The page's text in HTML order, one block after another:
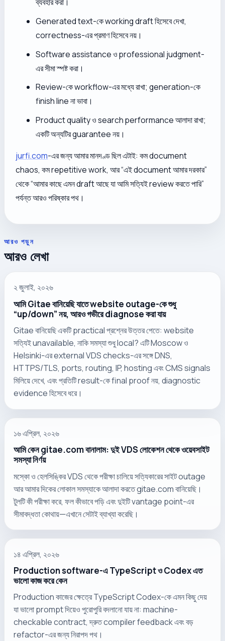
Generated text-কে working draft হিসেবে দেখা,
correctness-এর প্রমাণ হিসেবে নয়।
Software assistance ও professional judgment-
এর সীমা স্পষ্ট করা।
Review-কে workflow-এর মধ্যে রাখা; generation-কে
finish line না ভাবা।
Product quality ও search performance আলাদা রাখা;
একটি অন্যটির guarantee নয়।
jurfi.com-এর জন্য আমার মানদণ্ড ছিল এটাই: কম document
chaos, কম repetitive work, আর “এই document আমার দরকার”
থেকে “আমার কাছে এমন draft আছে যা আমি সত্যিই review করতে পারি”
পর্যন্ত আরও পরিষ্কার পথ।
আরও পড়ুন
আরও লেখা
২ জুলাই, ২০২৬
আমি Gitae বানিয়েছি যাতে website outage-কে শুধু
“up/down” নয়, আরও গভীরে diagnose করা যায়
Gitae বানিয়েছি একটি practical প্রশ্নের উত্তর পেতে: website
সত্যিই unavailable, নাকি সমস্যা শুধু local? এটি Moscow ও
Helsinki-এর external VDS checks-এর সঙ্গে DNS,
HTTPS/TLS, ports, routing, IP, hosting এবং CMS signals
মিলিয়ে দেখে, এবং প্রতিটি result-কে final proof নয়, diagnostic
evidence হিসেবে ধরে।
১৬ এপ্রিল, ২০২৬
আমি কেন gitae.com বানালাম: দুই VDS লোকেশন থেকে ওয়েবসাইট
সমস্যা নির্ণয়
মস্কো ও হেলসিঙ্কির VDS থেকে পরীক্ষা চালিয়ে সত্যিকারের সাইট outage
আর আমার দিকের লোকাল সমস্যাকে আলাদা করতে gitae.com বানিয়েছি।
টুলটি কী পরীক্ষা করে, ফল কীভাবে পড়ি এবং দুইটি vantage point-এর
সীমাবদ্ধতা কোথায়—এখানে সেটাই ব্যাখ্যা করেছি।
১৪ এপ্রিল, ২০২৬
Production software-এ TypeScript ও Codex এত
ভালো কাজ করে কেন
Production কাজের ক্ষেত্রে TypeScript Codex-কে এমন কিছু দেয়
যা ভালো prompt দিয়েও পুরোপুরি বদলানো যায় না: machine-
checkable contract, দ্রুত compiler feedback এবং বড়
refactor-এর জন্য নিরাপদ পথ।